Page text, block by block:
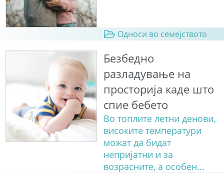
Односи во семејството
Безбедно
разладување на
просторија каде што
спие бебето
Во топлите летни денови,
високите температури
можат да бидат
непријатни и за
возрасните, а особен...